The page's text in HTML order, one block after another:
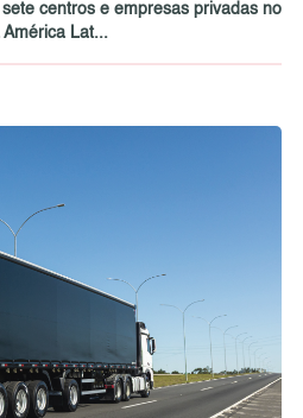
centros e empresas privadas no
Lat...